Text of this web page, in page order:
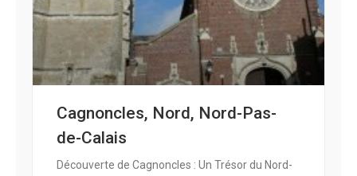
Cagnoncles, Nord, Nord-Pas-
de-Calais
Découverte de Cagnoncles : Un Trésor du Nord-